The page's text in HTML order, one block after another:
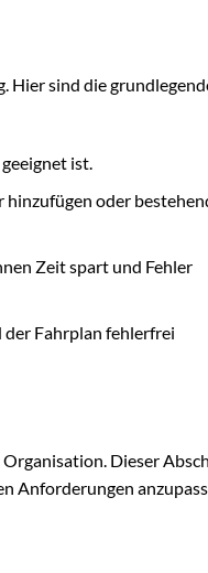
Hier sind die
ist.
hinzufügen oder
Zeit spart und Fehler
der Fahrplan fehlerfrei
Dieser
Anforderungen